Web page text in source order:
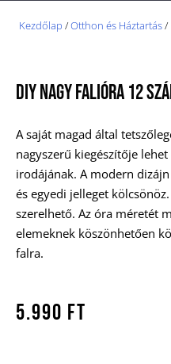
Kezdőlap /Otthon és Háztartás/
DIY NAGY FALIÓRA 12
A saját magad által
nagyszerű kiegészítője
irodájának. A modern
és egyedi jelleget
szerelhető. Az óra méretét
elemeknek köszönhetően
falra.
5.990 Ft